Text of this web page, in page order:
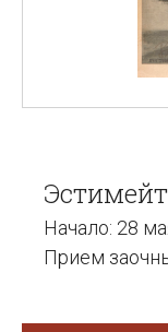
Начало: 28
Прием